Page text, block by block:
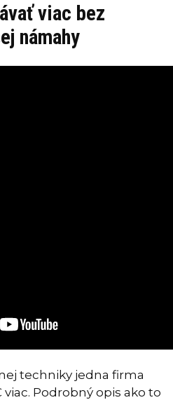
viac bez
námahy
techniky jedna firma
viac. Podrobný opis ako to